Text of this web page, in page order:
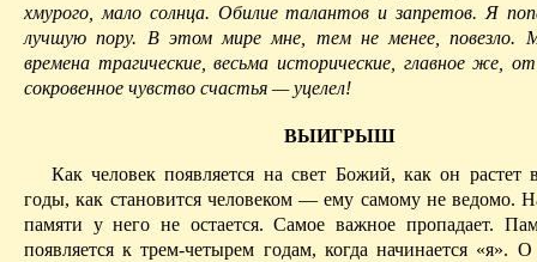
хмурого, мало солнца. Обилие талантов и запретов. Я
лучшую пору. В этом мире мне, тем не менее, повезло.
времена трагиче­ские, весьма исторические, главное же,
сокровенное чувство счастья — уцелел!
ВЫИГРЫШ
Как человек появляется на свет Божий, как он растет
годы, как становится человеком — ему самому не ведомо.
памяти у него не остается. Самое важное пропадает.
появляется к трем-четырем годам, когда начинается «я».